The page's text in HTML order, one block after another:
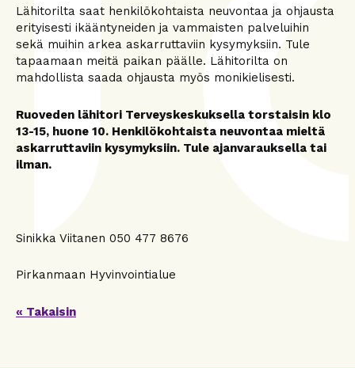
Lähitorilta saat henkilökohtaista neuvontaa ja ohjausta
erityisesti ikääntyneiden ja vammaisten palveluihin
sekä muihin arkea askarruttaviin kysymyksiin. Tule
tapaamaan meitä paikan päälle. Lähitorilta on
mahdollista saada ohjausta myös monikielisesti.
Ruoveden lähitori Terveyskeskuksella torstaisin klo
13-15, huone 10. Henkilökohtaista neuvontaa mieltä
askarruttaviin kysymyksiin. Tule ajanvarauksella tai
ilman.
Sinikka Viitanen 050 477 8676
Pirkanmaan Hyvinvointialue
« Takaisin